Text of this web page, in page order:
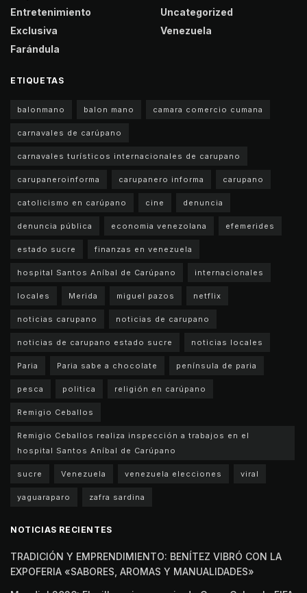
Entretenimiento
Exclusiva
Farándula
Uncategorized
Venezuela
ETIQUETAS
balonmano balon mano camara comercio cumana
carnavales de carúpano
carnavales turísticos internacionales de carupano
carupaneroinforma carupanero informa carupano
catolicismo en carúpano cine denuncia
denuncia pública economia venezolana efemerides
estado sucre finanzas en venezuela
hospital Santos Aníbal de Carúpano internacionales
locales Merida miguel pazos netflix
noticias carupano noticias de carupano
noticias de carupano estado sucre noticias locales
Paria Paria sabe a chocolate península de paria
pesca politica religión en carúpano
Remigio Ceballos
Remigio Ceballos realiza inspección a trabajos en el
hospital Santos Aníbal de Carúpano
sucre Venezuela venezuela elecciones viral
yaguaraparo zafra sardina
NOTICIAS RECIENTES
TRADICIÓN Y EMPRENDIMIENTO: BENÍTEZ VIBRÓ CON LA
EXPOFERIA «SABORES, AROMAS Y MANUALIDADES»